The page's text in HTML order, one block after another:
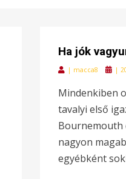
Ha jók
| macca8
Posted
|
Mindenkiben
tavalyi első
Bournemouth
nagyon
egyébként